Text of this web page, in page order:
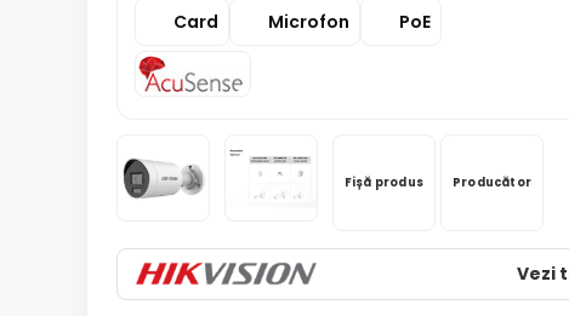
Card
Microfon PoE
Fișă produs Producător
Vezi